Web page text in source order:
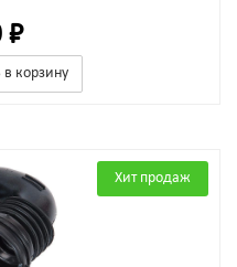
₽
корзину
Хит продаж